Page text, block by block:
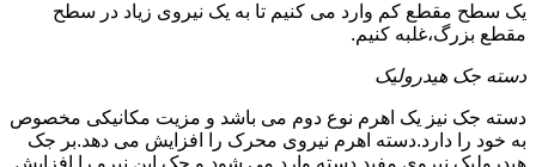
یک سطح مقطع کم وارد می کنیم تا به یک نیروی زیاد در سطح
مقطع بزرگ،غلبه کنیم.
دسته جک هیدرولیک
دسته جک نیز یک اهرم نوع دوم می باشد و مزیت مکانیکی مخصوص
به خود را دارد.دسته اهرم نیروی محرک را افزایش می دهد.بر جک
هیدرولیک نیروی مفید دسته وارد می شود و جک این نیرو را افزایش